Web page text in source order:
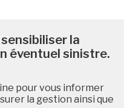
la
éventuel sinistre.
pour vous informer
la gestion ainsi que